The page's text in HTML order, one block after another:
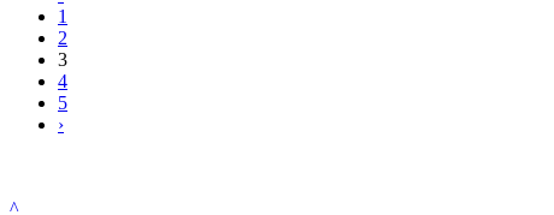
1
2
3
4
5
›
^